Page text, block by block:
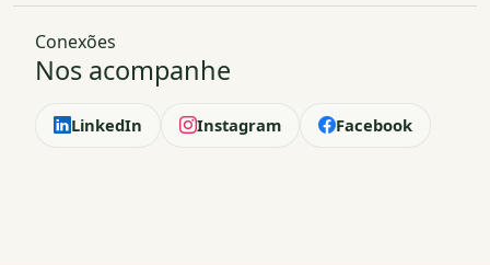
Conexões
Nos acompanhe
LinkedIn Instagram Facebook